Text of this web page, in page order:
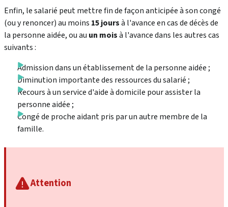
Enfin, le salarié peut mettre fin de façon anticipée à son congé
(ou y renoncer) au moins 15 joursà l'avance en cas de décès de
la personne aidée, ou au un moisà l'avance dans les autres cas
suivants :
Admission dans un établissement de la personne aidée ;
Diminution importante des ressources du salarié ;
Recours à un service d'aide à domicile pour assister la
personne aidée ;
Congé de proche aidant pris par un autre membre de la
famille.
Attention